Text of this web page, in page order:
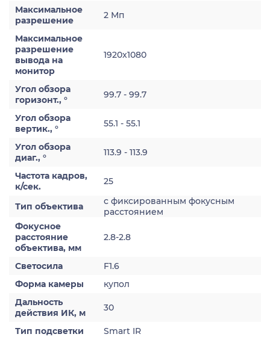
Максимальное
разрешение
2 Мп
Максимальное
разрешение
вывода на
монитор
1920x1080
Угол обзора
горизонт., °
99.7 - 99.7
Угол обзора
вертик., °
55.1 - 55.1
Угол обзора
диаг., °
113.9 - 113.9
Частота кадров,
к/сек.
25
Тип объектива
с фиксированным фокусным
расстоянием
Фокусное
расстояние
объектива, мм
2.8-2.8
Светосила
F1.6
Форма камеры
купол
Дальность
действия ИК, м
30
Тип подсветки
Smart IR